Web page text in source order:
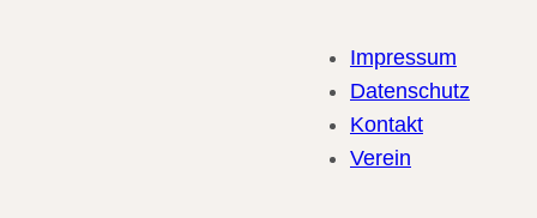
Impressum
Datenschutz
Kontakt
Verein